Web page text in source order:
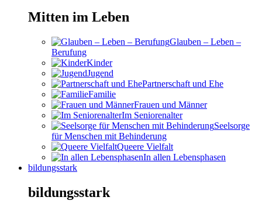
Mitten im Leben
Glauben – Leben –
Berufung
Kinder
Jugend
Partnerschaft und Ehe
Familie
Frauen und Männer
Im Seniorenalter
Seelsorge
für Menschen mit Behinderung
Queere Vielfalt
In allen Lebensphasen
bildungsstark
bildungsstark